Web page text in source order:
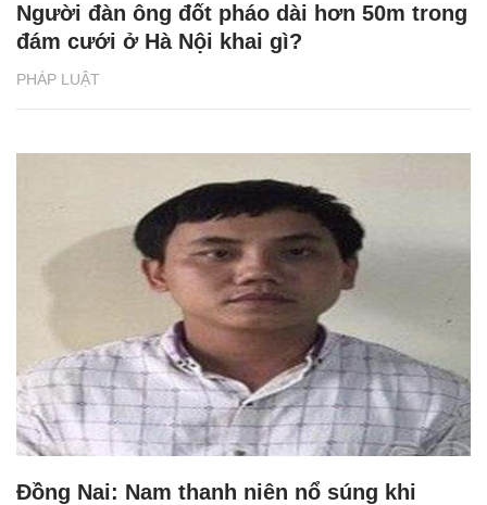
PHÁP LUẬT
Người đàn ông đốt pháo dài hơn 50m trong
đám cưới ở Hà Nội khai gì?
Đồng Nai: Nam thanh niên nổ súng khi